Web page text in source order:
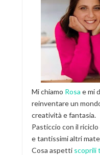
Mi chiamo Rosa e mi
reinventare un
creatività e fantasia.
Pasticcio con il
e tantissimi altri
Cosa aspetti scoprili